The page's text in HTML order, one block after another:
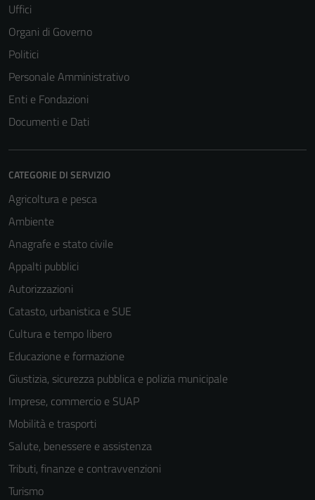
Uffici
Organi di Governo
Politici
Personale Amministrativo
Enti e Fondazioni
Documenti e Dati
CATEGORIE DI SERVIZIO
Agricoltura e pesca
Ambiente
Anagrafe e stato civile
Appalti pubblici
Autorizzazioni
Catasto, urbanistica e SUE
Cultura e tempo libero
Educazione e formazione
Giustizia, sicurezza pubblica e polizia municipale
Imprese, commercio e SUAP
Mobilità e trasporti
Salute, benessere e assistenza
Tributi, finanze e contravvenzioni
Turismo